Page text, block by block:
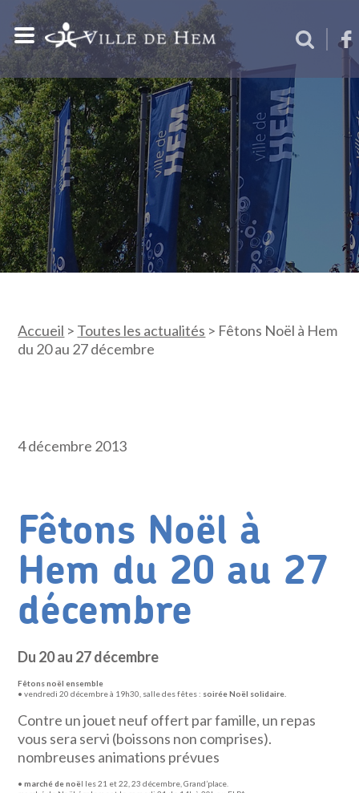
Accueil > Toutes les actualités > Fêtons Noël à Hem
du 20 au 27 décembre
4 décembre 2013
Fêtons Noël à
Hem du 20 au 27
décembre
Du 20 au 27 décembre
Fêtons noël ensemble
• vendredi 20 décembre à 19h30, salle des fêtes : soirée Noël solidaire.
Contre un jouet neuf offert par famille, un repas
vous sera servi (boissons non comprises).
nombreuses animations prévues
•marché de noël les 21 et 22, 23 décembre, Grand’place.